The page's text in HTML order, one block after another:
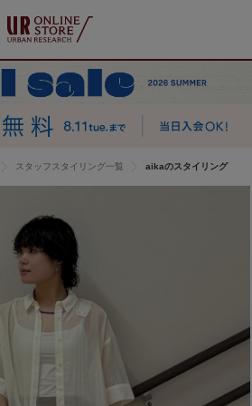
スタッフスタイリング一覧 aikaのスタイリング